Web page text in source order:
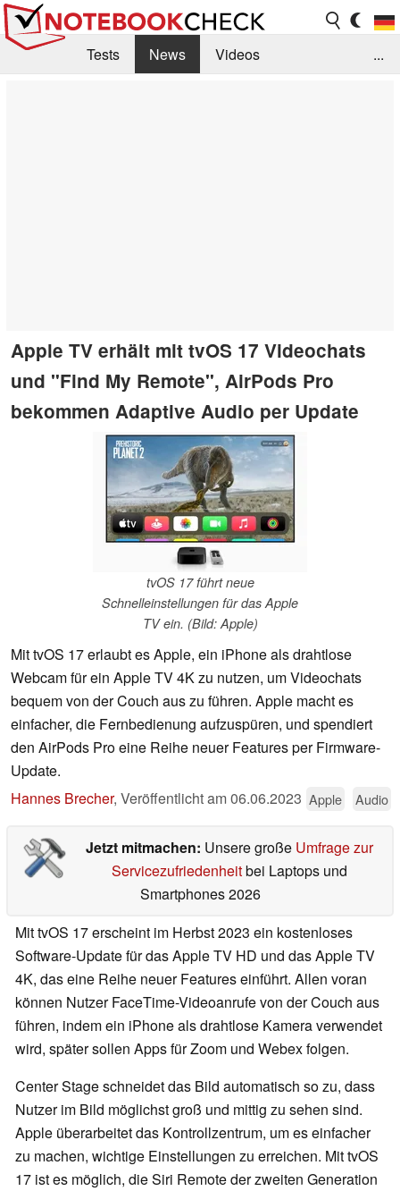
Tests News
Videos
...
Apple TV erhält mit tvOS 17 Videochats
und "Find My Remote", AirPods Pro
bekommen Adaptive Audio per Update
tvOS 17 führt neue
Schnelleinstellungen für das Apple
TV ein. (Bild: Apple)
Mit tvOS 17 erlaubt es Apple, ein iPhone als drahtlose
Webcam für ein Apple TV 4K zu nutzen, um Videochats
bequem von der Couch aus zu führen. Apple macht es
einfacher, die Fernbedienung aufzuspüren, und spendiert
den AirPods Pro eine Reihe neuer Features per Firmware-
Update.
Hannes Brecher, Veröffentlicht am06.06.2023 Apple Audio
Jetzt mitmachen: Unsere große Umfrage zur
Servicezufriedenheitbei Laptops und
Smartphones 2026
Mit tvOS 17 erscheint im Herbst 2023 ein kostenloses
Software-Update für das Apple TV HD und das Apple TV
4K, das eine Reihe neuer Features einführt. Allen voran
können Nutzer FaceTime-Videoanrufe von der Couch aus
führen, indem ein iPhone als drahtlose Kamera verwendet
wird, später sollen Apps für Zoom und Webex folgen.
Center Stage schneidet das Bild automatisch so zu, dass
Nutzer im Bild möglichst groß und mittig zu sehen sind.
Apple überarbeitet das Kontrollzentrum, um es einfacher
zu machen, wichtige Einstellungen zu erreichen. Mit tvOS
17 ist es möglich, die Siri Remote der zweiten Generation